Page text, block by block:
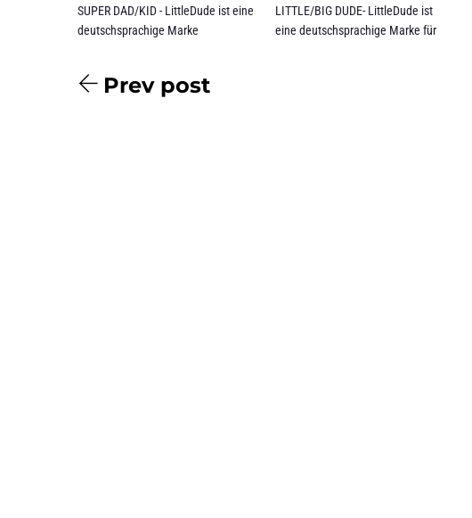
SUPER DAD/KID - LittleDude ist eine
deutschsprachige Marke
LITTLE/BIG DUDE- LittleDude ist
eine deutschsprachige Marke für
Prev post